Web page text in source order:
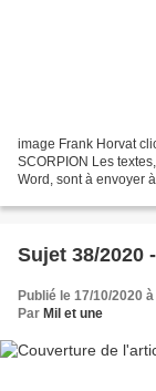
image Frank Horvat
SCORPION Les
Word, sont à envoyer
Sujet 38/2020
Publié le 17/10/2020
Par Mil et une